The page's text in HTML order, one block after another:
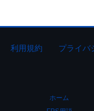
利用規約 プライバ
ホーム